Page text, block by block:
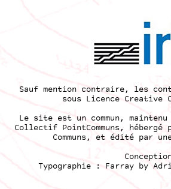
Sauf mention contraire, les
sous Licence Creative
Le site est un commun,
Collectif PointCommuns, hébergé
Communs, et édité par une
Typographie : Farray by